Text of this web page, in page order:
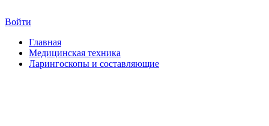
Войти
Главная
Медицинская техника
Ларингоскопы и составляющие